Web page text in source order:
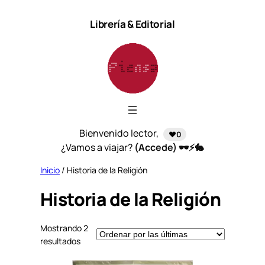
Librería & Editorial
Bienvenido lector, ❤️0
¿Vamos a viajar? (Accede) 🕶️⚡🐇
Inicio / Historia de la Religión
Historia de la Religión
Mostrando 2
resultadosS